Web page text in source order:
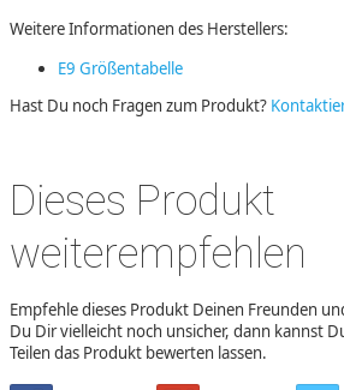
Weitere Informationen des Herstellers:
E9 Größentabelle
Hast Du noch Fragen zum Produkt?
Dieses Produkt
weiterempfehlen
Empfehle dieses Produkt Deinen Freunden
Du Dir vielleicht noch unsicher, dann kannst
Teilen das Produkt bewerten lassen.